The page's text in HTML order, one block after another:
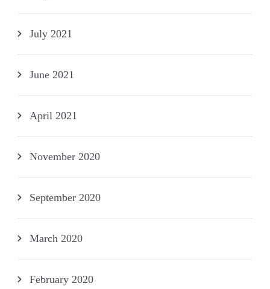
July 2021
June 2021
April 2021
November 2020
September 2020
March 2020
February 2020